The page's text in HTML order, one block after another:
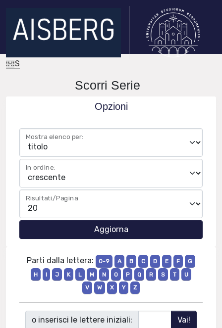
IRIS
Scorri Serie
Opzioni
Mostra elenco per:
in ordine:
Risultati/Pagina
Parti dalla lettera: 0-9 A B C D E F
G
H
I J K L M N O P Q R S T
U
V
W X Y Z
o inserisci le lettere iniziali: